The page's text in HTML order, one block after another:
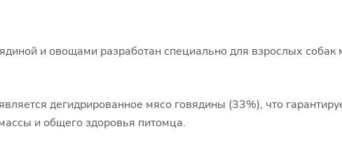
и овощами разработан специально для взрослых
дегидрированное мясо говядины (33%), что
и общего здоровья питомца.